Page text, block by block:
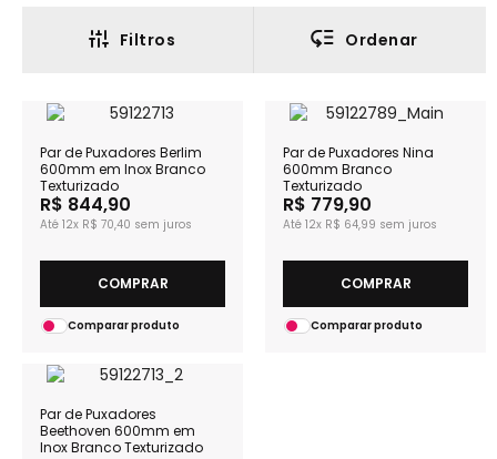
Filtros Ordenar
Par de Puxadores Berlim
600mm em Inox Branco
Texturizado
R$ 844,90
12x R$ 70,40
COMPRAR
Comparar produto
Par de Puxadores Nina
600mm Branco
Texturizado
R$ 779,90
12x R$ 64,99
COMPRAR
Comparar produto
Par de Puxadores
Beethoven 600mm em
Inox Branco Texturizado